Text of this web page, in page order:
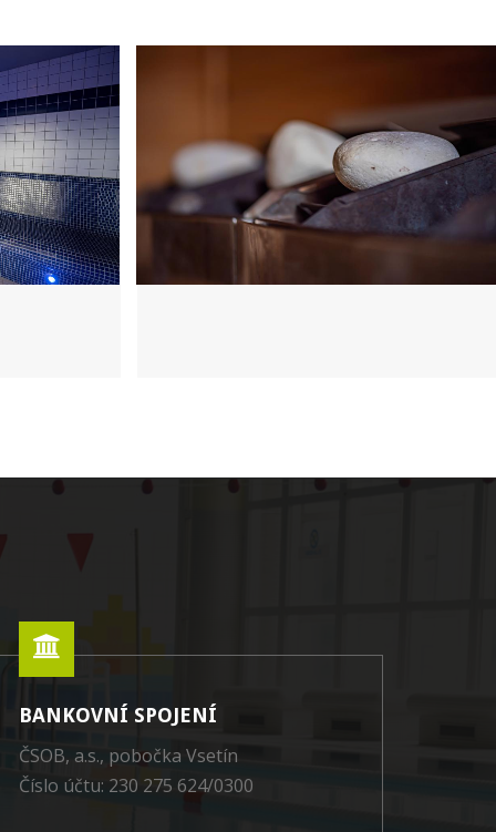
BANKOVNÍ SPOJENÍ
ČSOB, a.s., pobočka Vsetín
Číslo účtu: 230 275 624/0300